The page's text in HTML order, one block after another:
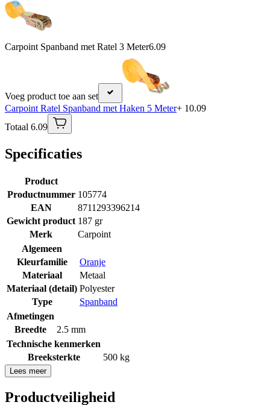
Carpoint Spanband met Ratel 3 Meter6.09
Voeg product toe aan set
Carpoint Ratel Spanband met Haken 5 Meter+ 10.09
Totaal 6.09
Specificaties
Product
Productnummer 105774
EAN
8711293396214
Gewicht product 187 gr
Merk
Carpoint
Algemeen
Kleurfamilie
Oranje
Materiaal
Metaal
Materiaal (detail) Polyester
Type
Spanband
Afmetingen
Breedte
2.5 mm
Technische kenmerken
Breeksterkte
500 kg
Lees meer
Productveiligheid